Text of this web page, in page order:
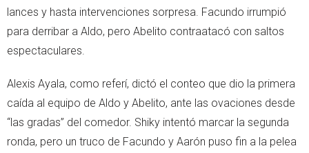
lances y hasta intervenciones sorpresa. Facundo irrumpió
para derribar a Aldo, pero Abelito contraatacó con saltos
espectaculares.
Alexis Ayala, como referí, dictó el conteo que dio la primera
caída al equipo de Aldo y Abelito, ante las ovaciones desde
“las gradas” del comedor. Shiky intentó marcar la segunda
ronda, pero un truco de Facundo y Aarón puso fin a la pelea